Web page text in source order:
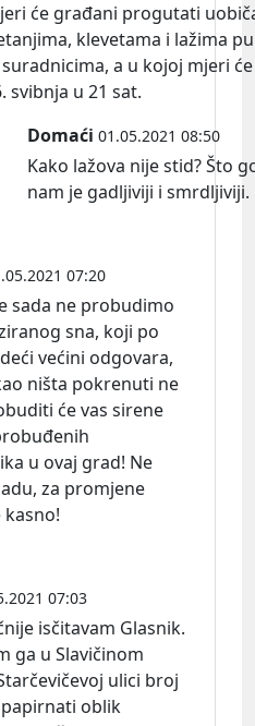
će građani progutati
klevetama i lažima
a u kojoj mjeri
svibnja u 21 sat.
Domaći 01.05.2021 08:50
Kako lažova nije stid? Što
nam je gadljiviji i smrdljiviji.
07:20
sada ne probudimo
sna, koji po
većini odgovara,
ništa pokrenuti ne
će vas sirene
u ovaj grad! Ne
za promjene
07:03
isčitavam Glasnik.
ga u Slavičinom
ulici broj
oblik